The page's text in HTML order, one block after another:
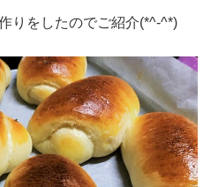
りをしたのでご紹介(*^-^*)